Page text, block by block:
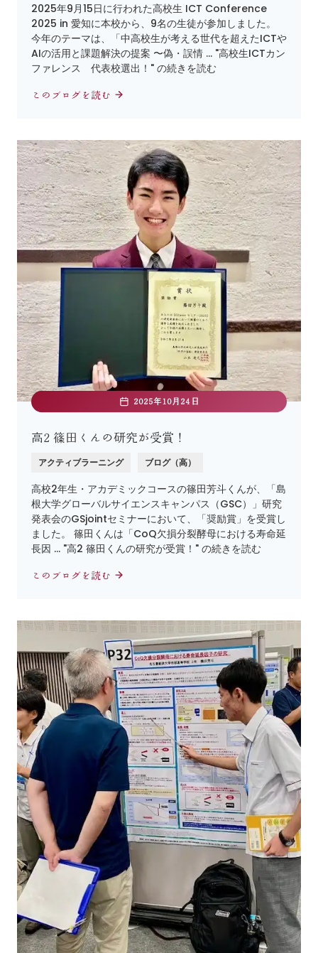
2025年9月15日に行われた高校生 ICT Conference
2025 in 愛知に本校から、9名の生徒が参加しました。
今年のテーマは、「中高校生が考える世代を超えたICTや
AIの活用と課題解決の提案 〜偽・誤情 … "高校生ICTカン
ファレンス 代表校選出！" の続きを読む
このブログを読む
2025年10月24日
高2 篠田くんの研究が受賞！
アクティブラーニング ブログ（高）
高校2年生・アカデミックコースの篠田芳斗くんが、「島
根大学グローバルサイエンスキャンパス（GSC）」研究
発表会のGSjointセミナーにおいて、「奨励賞」を受賞し
ました。 篠田くんは「CoQ欠損分裂酵母における寿命延
長因 … "高2 篠田くんの研究が受賞！" の続きを読む
このブログを読む